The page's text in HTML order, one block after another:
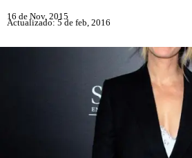
16 de Nov, 2015
Actualizado: 5 de feb, 2016